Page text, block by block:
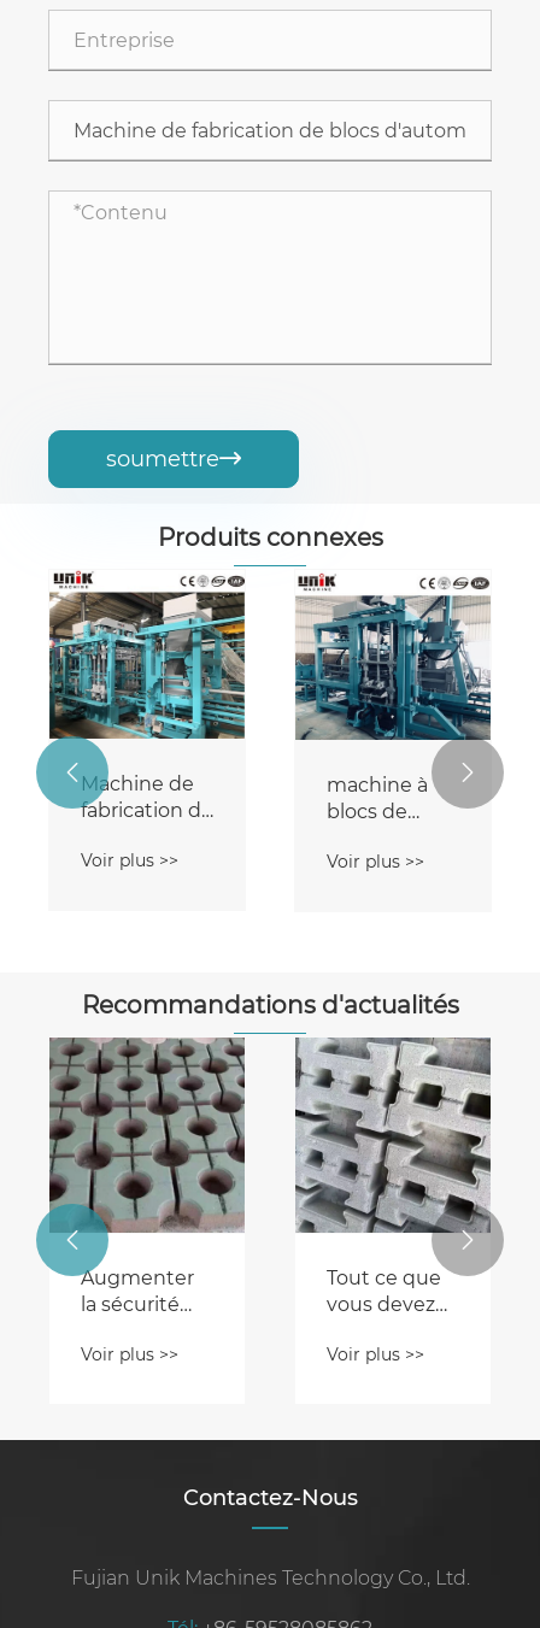
soumettre
Produits connexes
Machine de
fabrication de
palettes
Voir plus >>
machine à
blocs de
Voir plus >>
 
Recommandations d'actualités
Augmenter
la sécurité
de
machines à
entièrement
Voir plus >>
Tout ce que
vous devez
machines à
Voir plus >>
 
Contactez-Nous
Fujian Unik Machines Technology Co., Ltd.